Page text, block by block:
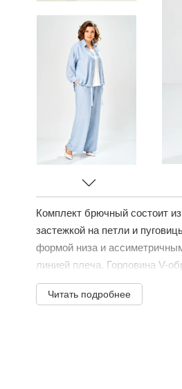
Комплект брючный состоит
застежкой на петли и
формой низа и
линией плеча. Горловина V-
Читать подробнее